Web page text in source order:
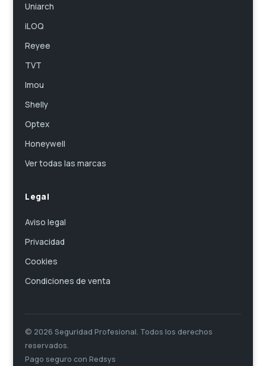
Uniarch
iLOQ
Reyee
TVT
Imou
Shelly
Optex
Honeywell
Ver todas las marcas
Legal
Aviso legal
Privacidad
Cookies
Condiciones de venta
© 2026 Seguridad Profesional. Todos los derechos
reservados.
Pago seguro con Redsys